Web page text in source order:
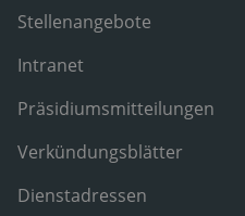
Stellenangebote
Intranet
Präsidiumsmitteilungen
Verkündungsblätter
Dienstadressen